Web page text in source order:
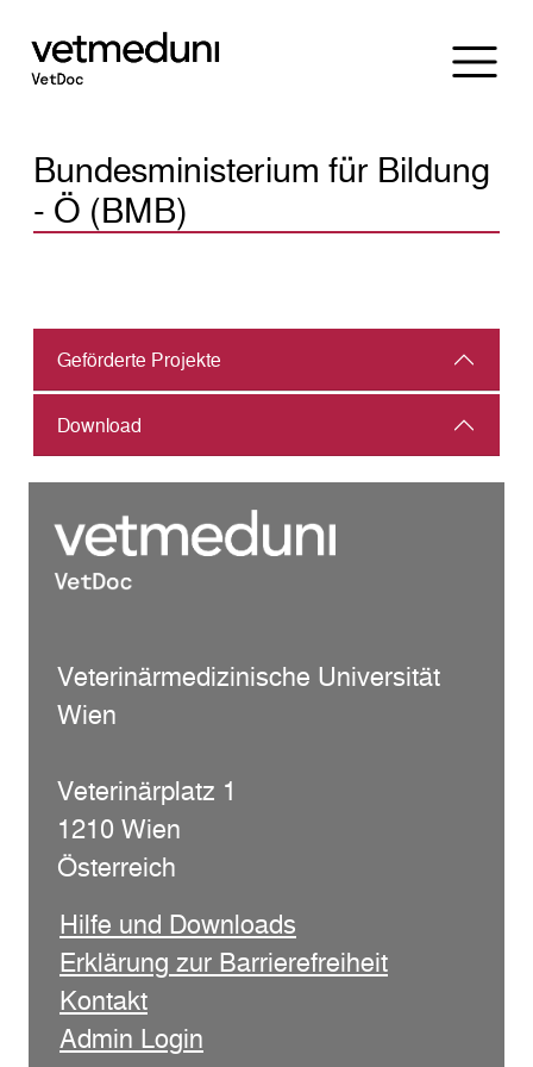
Bundesministerium für Bildung
- Ö (BMB)
Geförderte Projekte
Download
Veterinärmedizinische Universität
Wien
Veterinärplatz 1
1210 Wien
Österreich
Hilfe und Downloads
Erklärung zur Barrierefreiheit
Kontakt
Admin Login